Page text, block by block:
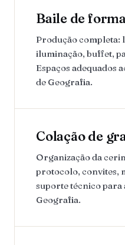
Baile de
Produção completa:
iluminação, buffet,
Espaços adequados
de Geografia.
Colação de
Organização da
protocolo, convites,
suporte técnico
Geografia.